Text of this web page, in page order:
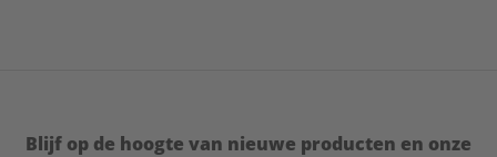
Blijf op de hoogte van nieuwe producten en onze